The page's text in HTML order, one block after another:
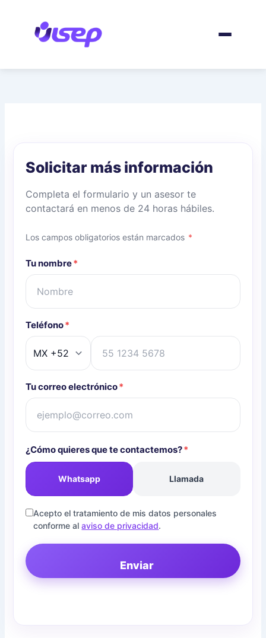
contenido
Solicitar más información
Completa el formulario y un asesor te
contactará en menos de 24 horas hábiles.
Los campos obligatorios están marcados *
Tu nombre*
Teléfono*
Tu correo electrónico*
¿Cómo quieres que te contactemos?*
Whatsapp Llamada
Acepto el tratamiento de mis datos personales
conforme alaviso de privacidad.
Enviar